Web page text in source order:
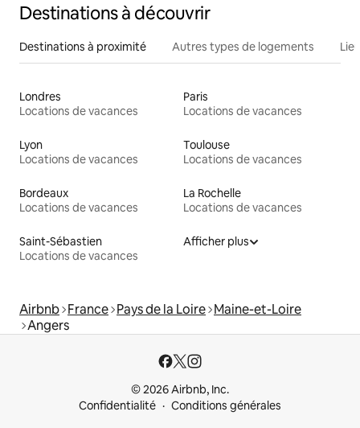
Destinations à découvrir
Destinations à proximité Autres types de logements
Londres
Locations de vacances
Paris
Locations de vacances
Lyon
Locations de vacances
Toulouse
Locations de vacances
Bordeaux
Locations de vacances
La Rochelle
Locations de vacances
Saint-Sébastien
Locations de vacances
Afficher plus
Airbnb France Pays de la Loire Maine-et-Loire
Angers
© 2026 Airbnb, Inc.
Confidentialité
Conditions générales